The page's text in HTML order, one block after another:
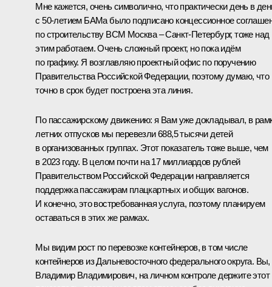
Мне кажется, очень символично, что практически день в
с 50-летием БАМа было подписано концессионное
по строительству ВСМ Москва – Санкт-Петербург, тоже над
этим работаем. Очень сложный проект, но пока идём
по графику. Я возглавляю проектный офис по поручению
Правительства Российской Федерации, поэтому думаю, что
точно в срок будет построена эта линия.
По пассажирскому движению: я Вам уже докладывал, в
летних отпусков мы перевезли 688,5 тысячи детей
в организованных группах. Этот показатель тоже выше, чем
в 2023 году. В целом почти на 17 миллиардов рублей
Правительством Российской Федерации направляется
поддержка пассажирам плацкартных и общих вагонов.
И конечно, это востребованная услуга, поэтому планируем
оставаться в этих же рамках.
Мы видим рост по перевозке контейнеров, в том числе
контейнеров из Дальневосточного федерального округа. Вы,
Владимир Владимирович, на личном контроле держите этот